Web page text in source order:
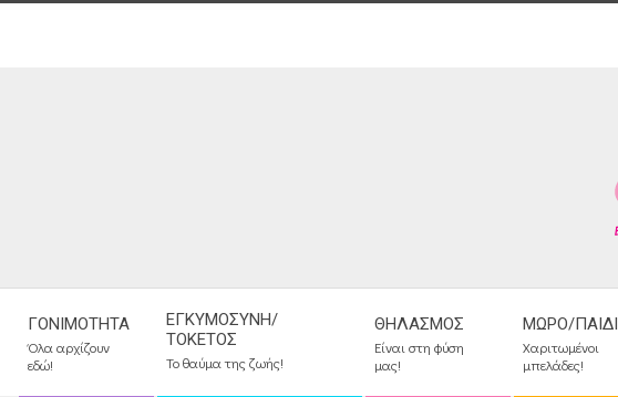
Navigation
Menu
ΓΟΝΙΜΌΤΗΤΑ
Όλα αρχίζουν
εδώ!
ΕΓΚΥΜΟΣΎΝΗ/
ΤΟΚΕΤΌΣ
Το θαύμα της ζωής!
ΘΗΛΑΣΜΌΣ
Είναι στη φύση
μας!
ΜΩΡΌ/ΠΑΙΔΊ
Χαριτωμένοι
μπελάδες!